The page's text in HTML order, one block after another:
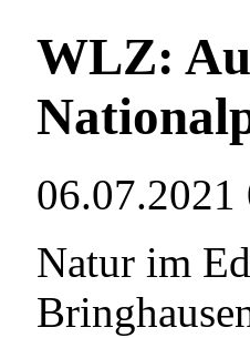
WLZ:
06.07.2021
Natur im